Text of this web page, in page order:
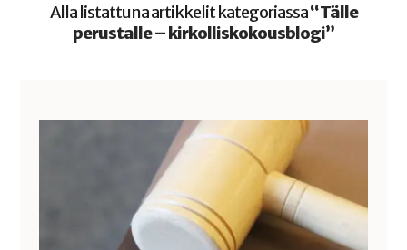
Alla listattuna artikkelit kategoriassa“Tälle
perustalle – kirkolliskokousblogi”